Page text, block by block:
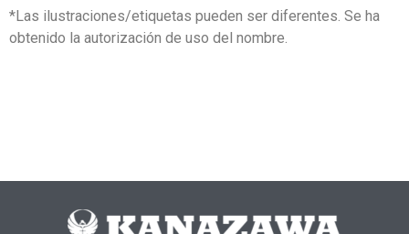
*Las ilustraciones/etiquetas pueden ser diferentes. Se ha
obtenido la autorización de uso del nombre.